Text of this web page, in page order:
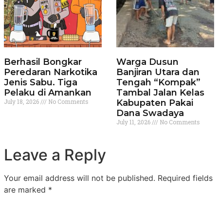
Berhasil Bongkar
Peredaran Narkotika
Jenis Sabu. Tiga
Pelaku di Amankan
July 18, 2026 No Comments
Warga Dusun
Banjiran Utara dan
Tengah “Kompak”
Tambal Jalan Kelas
Kabupaten Pakai
Dana Swadaya
July 11, 2026 No Comments
Leave a Reply
Your email address will not be published. Required fields
are marked *